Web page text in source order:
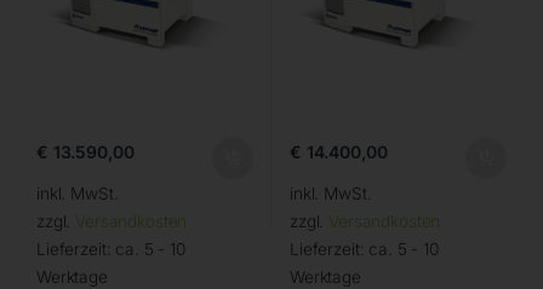
€ 13.590,00
inkl. MwSt.
zzgl. Versandkosten
Lieferzeit: ca. 5 - 10
Werktage
€ 14.400,00
inkl. MwSt.
zzgl. Versandkosten
Lieferzeit: ca. 5 - 10
Werktage